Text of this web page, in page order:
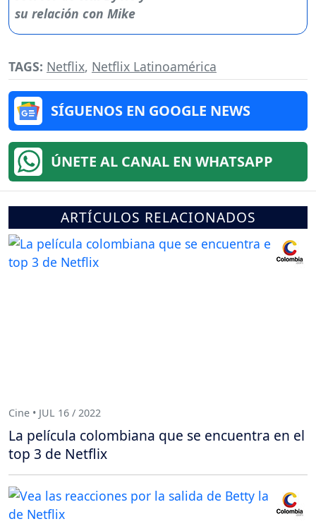
TAGS: Netflix, Netflix Latinoamérica
SÍGUENOS EN GOOGLE NEWS
ÚNETE AL CANAL EN WHATSAPP
ARTÍCULOS RELACIONADOS
Cine • JUL 16 / 2022
La película colombiana que se encuentra en el
top 3 de Netflix